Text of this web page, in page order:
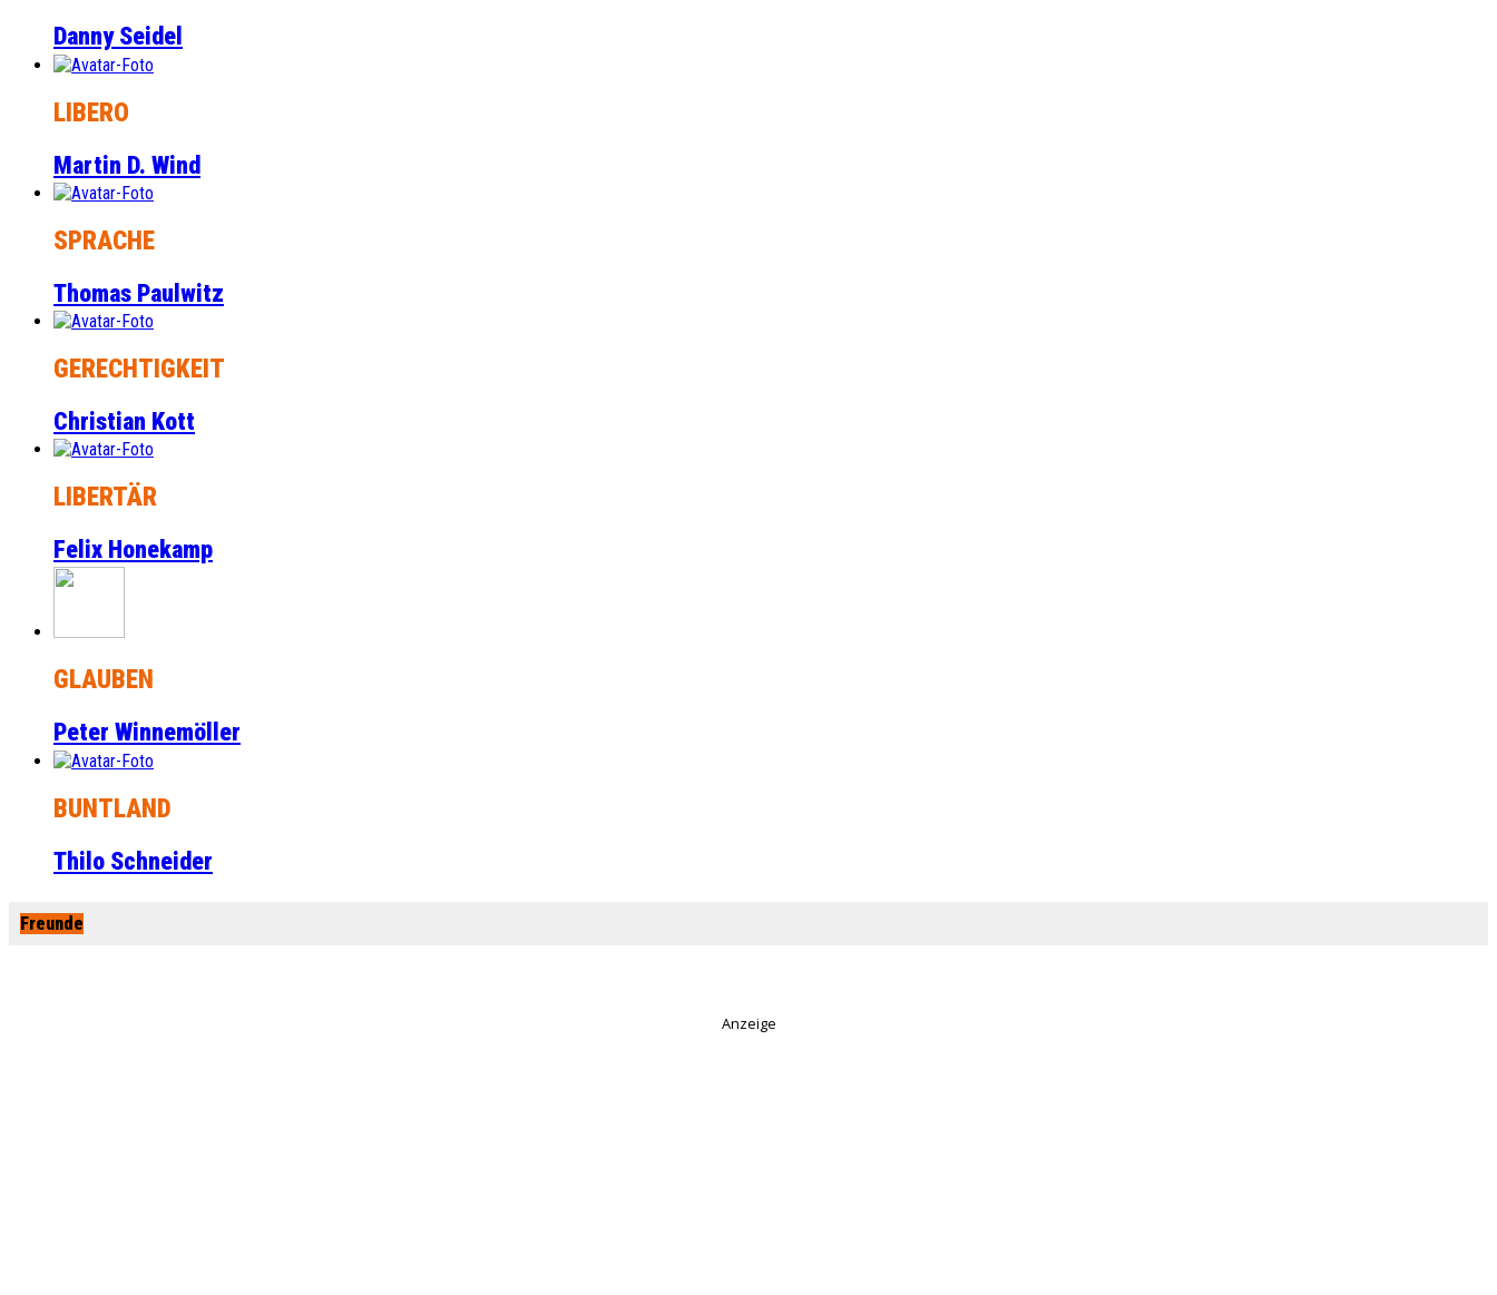
Danny Seidel
LIBERO
Martin D. Wind
SPRACHE
Thomas Paulwitz
GERECHTIGKEIT
Christian Kott
LIBERTÄR
Felix Honekamp
GLAUBEN
Peter Winnemöller
BUNTLAND
Thilo Schneider
Freunde
Anzeige